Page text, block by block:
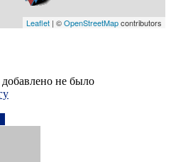
Leaflet | ©OpenStreetMapcontributors
не было